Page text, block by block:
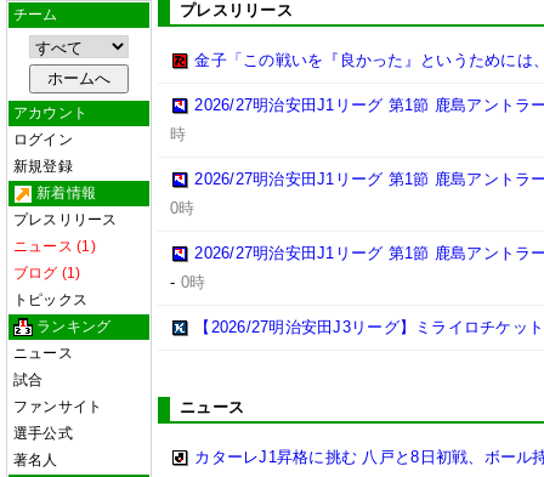
チーム
アカウント
ログイン
新規登録
新着情報
プレスリリース
ニュース (1)
ブログ (1)
トピックス
ランキング
ニュース
試合
ファンサイト
選手公式
著名人
プレスリリース
金子「この戦いを『良かった』というためには
2026/27明治安田J1リーグ 第1節 鹿島アントラ
時
2026/27明治安田J1リーグ 第1節 鹿島アントラ
0時
2026/27明治安田J1リーグ 第1節 鹿島アントラ
- 0時
【2026/27明治安田J3リーグ】ミライロチケッ
ニュース
カターレJ1昇格に挑む 八戸と8日初戦、ボール